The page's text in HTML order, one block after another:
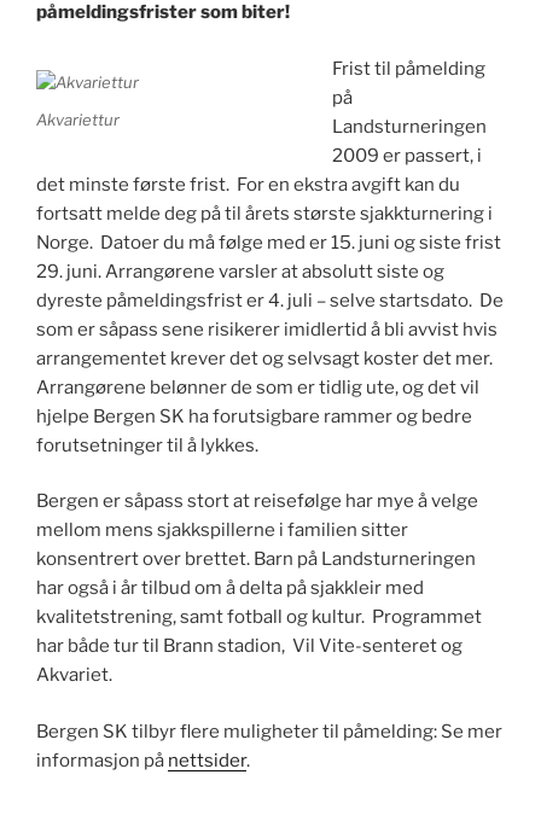
påmeldingsfrister som biter!
Akvariettur
Frist til påmelding
på
Landsturneringen
2009 er passert, i
det minste første frist. For en ekstra avgift kan du
fortsatt melde deg på til årets største sjakkturnering i
Norge. Datoer du må følge med er 15. juni og siste frist
29. juni. Arrangørene varsler at absolutt siste og
dyreste påmeldingsfrist er 4. juli – selve startsdato. De
som er såpass sene risikerer imidlertid å bli avvist hvis
arrangementet krever det og selvsagt koster det mer.
Arrangørene belønner de som er tidlig ute, og det vil
hjelpe Bergen SK ha forutsigbare rammer og bedre
forutsetninger til å lykkes.
Bergen er såpass stort at reisefølge har mye å velge
mellom mens sjakkspillerne i familien sitter
konsentrert over brettet. Barn på Landsturneringen
har også i år tilbud om å delta på sjakkleir med
kvalitetstrening, samt fotball og kultur. Programmet
har både tur til Brann stadion, Vil Vite-senteret og
Akvariet.
Bergen SK tilbyr flere muligheter til påmelding: Se mer
informasjon på nettsider.